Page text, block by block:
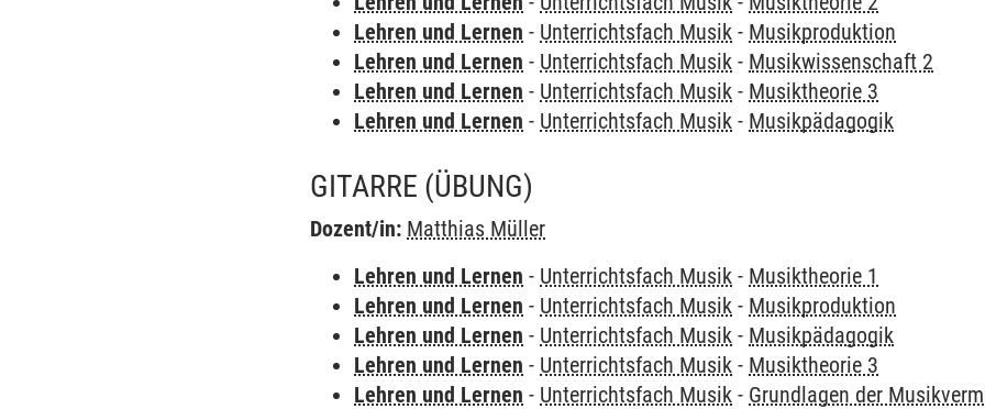
Lehren und Lernen - Unterrichtsfach Musik - Musikproduktion
Lehren und Lernen - Unterrichtsfach Musik - Musikwissenschaft 2
Lehren und Lernen - Unterrichtsfach Musik - Musiktheorie 3
Lehren und Lernen - Unterrichtsfach Musik - Musikpädagogik
GITARRE (ÜBUNG)
Dozent/in: Matthias Müller
Lehren und Lernen - Unterrichtsfach Musik - Musiktheorie 1
Lehren und Lernen - Unterrichtsfach Musik - Musikproduktion
Lehren und Lernen - Unterrichtsfach Musik - Musikpädagogik
Lehren und Lernen - Unterrichtsfach Musik - Musiktheorie 3
Lehren und Lernen - Unterrichtsfach Musik - Grundlagen der